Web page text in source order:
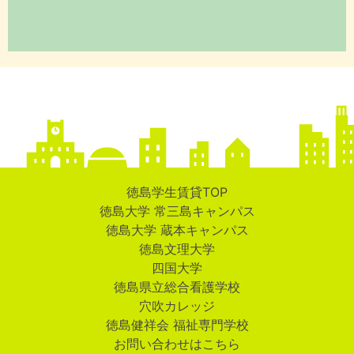
徳島学生賃貸TOP
徳島大学 常三島キャンパス
徳島大学 蔵本キャンパス
徳島文理大学
四国大学
徳島県立総合看護学校
穴吹カレッジ
徳島健祥会 福祉専門学校
お問い合わせはこちら